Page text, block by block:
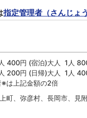
指定管理者（さんじょ
400円 (宿泊)大人 1人
200円 (日帰)大人 1人
※は上記金額の2倍
町、弥彦村、長岡市、見